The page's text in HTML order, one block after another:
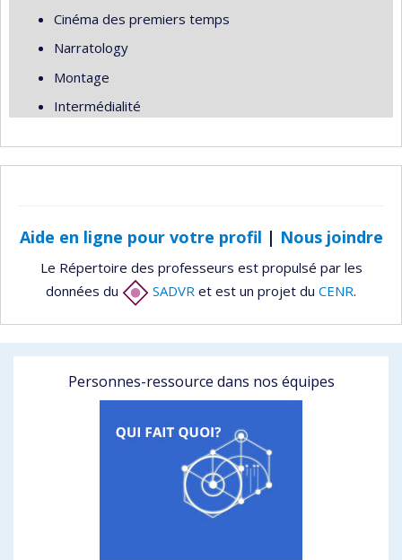
Cinéma des premiers temps
Narratology
Montage
Intermédialité
Aide en ligne pour votre profil | Nous joindre
Le Répertoire des professeurs est propulsé par les
données du
SADVR et est un projet du CENR.
Personnes-ressource dans nos équipes